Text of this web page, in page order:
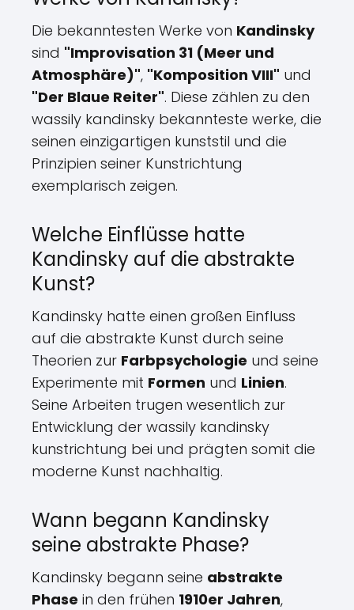
Die bekanntesten Werke von Kandinsky
sind "Improvisation 31 (Meer und
Atmosphäre)", "Komposition VIII" und
"Der Blaue Reiter". Diese zählen zu den
wassily kandinsky bekannteste werke, die
seinen einzigartigen kunststil und die
Prinzipien seiner Kunstrichtung
exemplarisch zeigen.
Welche Einflüsse hatte
Kandinsky auf die abstrakte
Kunst?
Kandinsky hatte einen großen Einfluss
auf die abstrakte Kunst durch seine
Theorien zur Farbpsychologie und seine
Experimente mit Formen und Linien.
Seine Arbeiten trugen wesentlich zur
Entwicklung der wassily kandinsky
kunstrichtung bei und prägten somit die
moderne Kunst nachhaltig.
Wann begann Kandinsky
seine abstrakte Phase?
Kandinsky begann seine abstrakte
Phase in den frühen 1910er Jahren,